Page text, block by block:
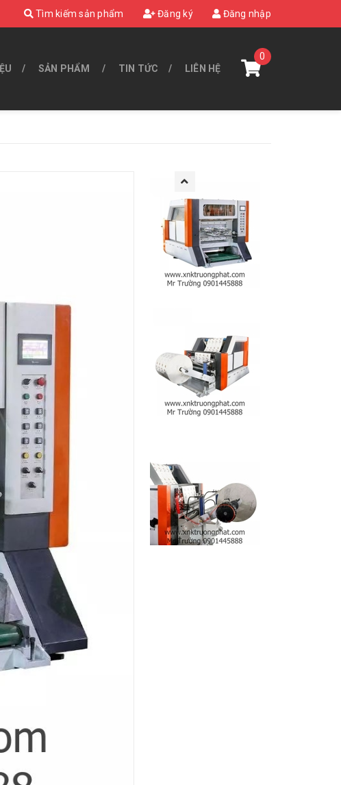
Tìm kiếm sản phẩm Đăng ký Đăng nhập
SẢN PHẨM TIN TỨC LIÊN HỆ
0